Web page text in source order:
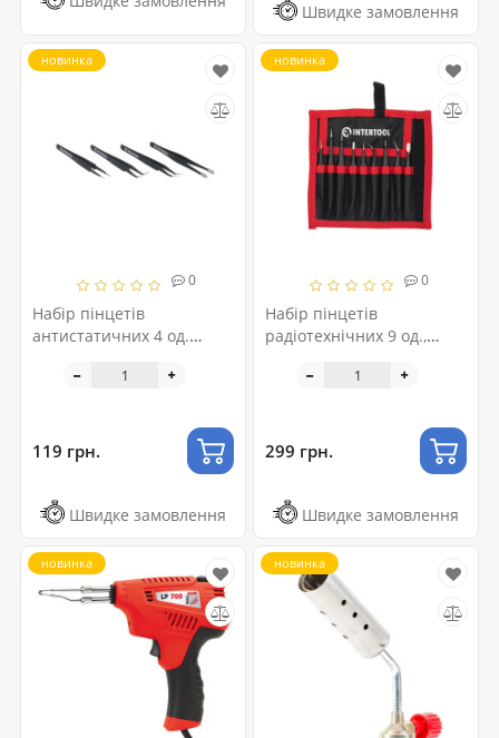
Швидке замовлення
0
Набір пінцетів
антистатичних 4 од.
новинка
119 грн.
Швидке замовлення
0
Набір пінцетів
радіотехнічних 9 од.,
INTERTOOL NT-6002
новинка
299 грн.
Швидке замовлення
новинка новинка